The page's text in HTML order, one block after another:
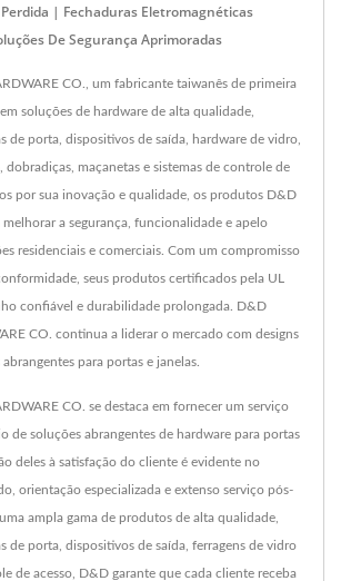
Perdida | Fechaduras Eletromagnéticas
De Segurança Aprimoradas
CO., um fabricante taiwanês de primeira
soluções de hardware de alta qualidade,
de porta, dispositivos de saída, hardware de vidro,
dobradiças, maçanetas e sistemas de controle de
por sua inovação e qualidade, os produtos D&D
melhorar a segurança, funcionalidade e apelo
residenciais e comerciais. Com um compromisso
seus produtos certificados pela UL
confiável e durabilidade prolongada. D&D
CO. continua a liderar o mercado com designs
para portas e janelas.
CO. se destaca em fornecer um serviço
de soluções abrangentes de hardware para portas
deles à satisfação do cliente é evidente no
orientação especializada e extenso serviço pós-
ampla gama de produtos de alta qualidade,
de porta, dispositivos de saída, ferragens de vidro
de acesso, D&D garante que cada cliente receba